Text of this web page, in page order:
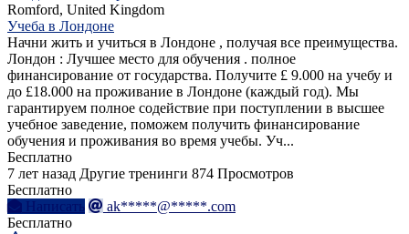
Romford, United Kingdom
Учеба в Лондоне
Начни жить и учиться в Лондоне , получая все преимущества.
Лондон : Лучшее место для обучения . полное
финансирование от государства. Получите £ 9.000 на учебу и
до £18.000 на проживание в Лондоне (каждый год). Мы
гарантируем полное содействие при поступлении в высшее
учебное заведение, поможем получить финансирование
обучения и проживания во время учебы. Уч...
Бесплатно
7 лет назад Другие тренинги 874 Просмотров
Бесплатно
Написать
ak*****@*****.com
Бесплатно